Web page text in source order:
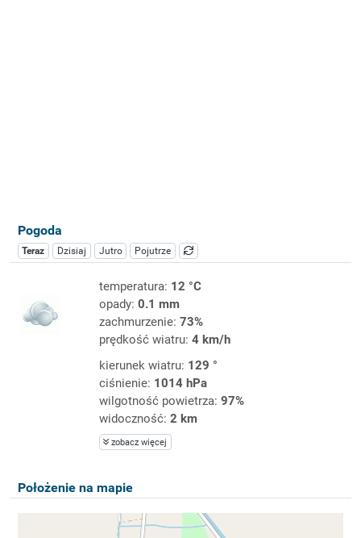
Pogoda
Teraz Dzisiaj Jutro Pojutrze
temperatura: 12 °C
opady: 0.1 mm
zachmurzenie: 73%
prędkość wiatru: 4 km/h
kierunek wiatru: 129 °
ciśnienie: 1014 hPa
wilgotność powietrza: 97%
widoczność: 2 km
zobacz więcej
Położenie na mapie